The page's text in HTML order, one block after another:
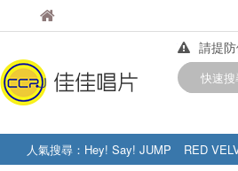
佳佳唱片
請提
【中
快速搜
人氣搜尋： Hey! Say! JUMP RED